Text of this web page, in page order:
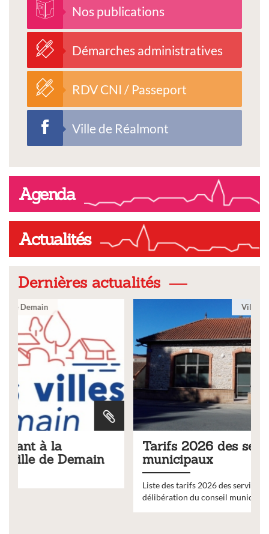
Nos publications
Démarches administratives
RDV CNI / Passeport
Ville de Réalmont
Agenda
Actualités
Dernières actualités
Tarifs 2026 des services
municipaux
Liste des tarifs 2026 des services municipaux,
délibération du conseil municipal du 19 décembre 2025